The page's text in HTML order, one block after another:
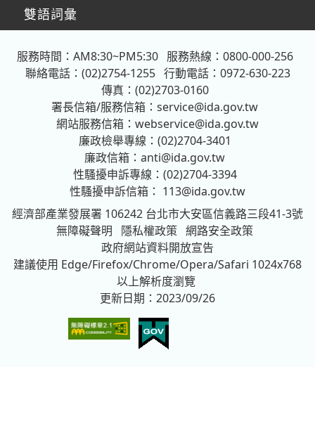
雙語詞彙
服務時間：AM8:30~PM5:30
服務熱線：0800-000-256
聯絡電話：(02)2754-1255 行動電話：0972-630-223
傳真：(02)2703-0160
署長信箱/服務信箱： service@ida.gov.tw
網站服務信箱： webservice@ida.gov.tw
廉政檢舉專線：(02)2704-3401
廉政信箱： anti@ida.gov.tw
性騷擾申訴專線：(02)2704-3394
性騷擾申訴信箱： 113@ida.gov.tw
經濟部產業發展署 106242 台北市大安區信義路三段41-3號
無障礙聲明
隱私權政策 網路安全政策
政府網站資料開放宣告
建議使用 Edge/Firefox/Chrome/Opera/Safari 1024x768
以上解析度瀏覽
更新日期：2023/09/26